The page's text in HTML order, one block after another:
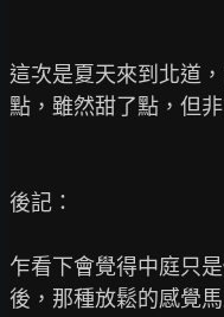
這次是夏天來到北道
點，雖然甜了點，但非
後記：
乍看下會覺得中庭只
後，那種放鬆的感覺